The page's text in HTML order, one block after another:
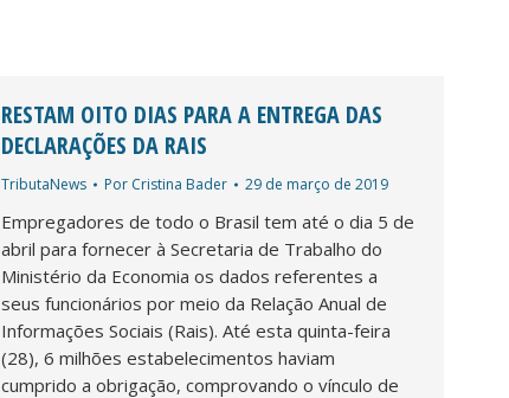
RESTAM OITO DIAS PARA A ENTREGA DAS
DECLARAÇÕES DA RAIS
TributaNews Por Cristina Bader 29 de março de 2019
Empregadores de todo o Brasil tem até o dia 5 de
abril para fornecer à Secretaria de Trabalho do
Ministério da Economia os dados referentes a
seus funcionários por meio da Relação Anual de
Informações Sociais (Rais). Até esta quinta-feira
(28), 6 milhões estabelecimentos haviam
cumprido a obrigação, comprovando o vínculo de